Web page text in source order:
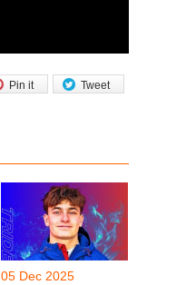
Tweet
Pin it
05 Dec 2025